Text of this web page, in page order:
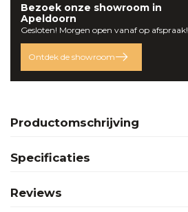
Bezoek onze showroom in
Apeldoorn
Gesloten! Morgen open vanaf op afspraak!
Ontdek de showroom
Productomschrijving
Specificaties
Reviews